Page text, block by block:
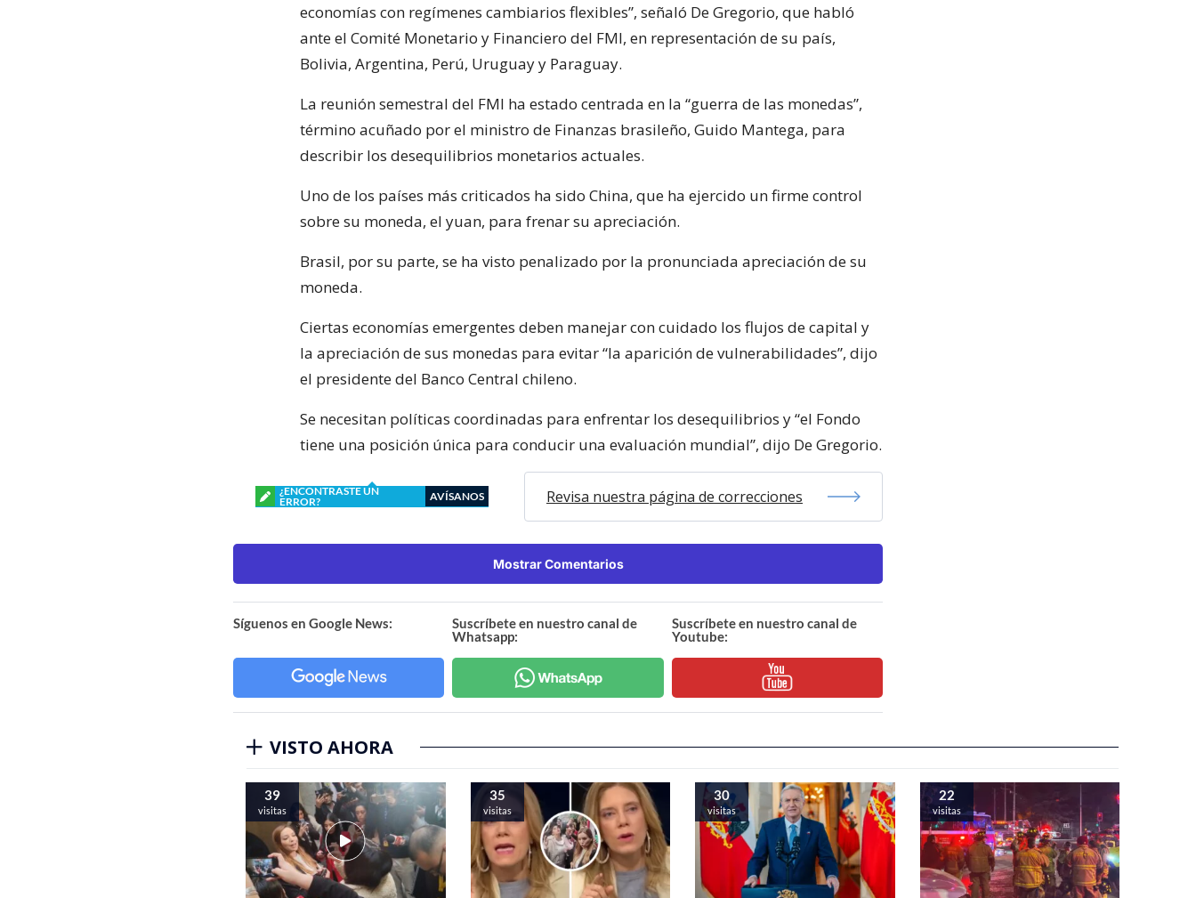
economías con regímenes cambiarios flexibles”, señaló De Gregorio, que habló
ante el Comité Monetario y Financiero del FMI, en representación de su país,
Bolivia, Argentina, Perú, Uruguay y Paraguay.
La reunión semestral del FMI ha estado centrada en la “guerra de las monedas”,
término acuñado por el ministro de Finanzas brasileño, Guido Mantega, para
describir los desequilibrios monetarios actuales.
Uno de los países más criticados ha sido China, que ha ejercido un firme control
sobre su moneda, el yuan, para frenar su apreciación.
Brasil, por su parte, se ha visto penalizado por la pronunciada apreciación de su
moneda.
Ciertas economías emergentes deben manejar con cuidado los flujos de capital y
la apreciación de sus monedas para evitar “la aparición de vulnerabilidades”, dijo
el presidente del Banco Central chileno.
Se necesitan políticas coordinadas para enfrentar los desequilibrios y “el Fondo
tiene una posición única para conducir una evaluación mundial”, dijo De Gregorio.
¿ENCONTRASTE UN
ERROR?
AVÍSANOS Revisa nuestra página de correcciones
Mostrar Comentarios
Síguenos en Google News:
Suscríbete en nuestro canal de
Whatsapp:
Suscríbete en nuestro canal de
Youtube:
VISTO AHORA
39
visitas
35
visitas
30
visitas
22
visitas